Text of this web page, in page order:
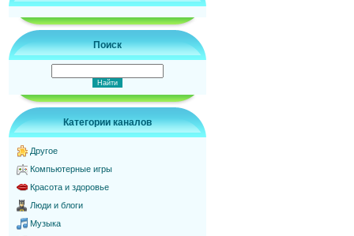
Поиск
Категории каналов
Другое
Компьютерные игры
Красота и здоровье
Люди и блоги
Музыка